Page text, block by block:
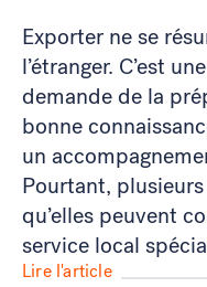
Exporter ne se
l’étranger. C’est
demande de la
bonne
un
Pourtant,
qu’elles peuvent
service local
Lire l'article